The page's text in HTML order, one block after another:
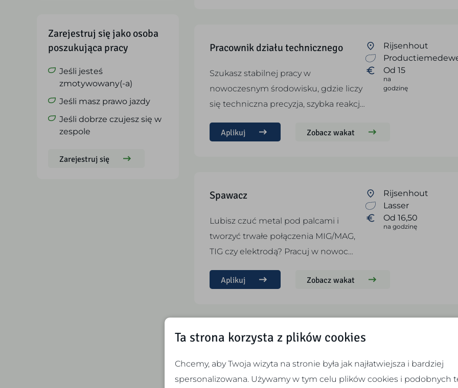
Zarejestruj się jako osoba
poszukująca pracy
Jeśli jesteś
zmotywowany(-a)
Jeśli masz prawo jazdy
Jeśli dobrze czujesz się w
zespole
Zarejestruj się
Pracownik działu technicznego
Szukasz stabilnej pracy w
nowoczesnym środowisku, gdzie liczy
się techniczna precyzja, szybka reakcj…
Rijsenhout
Od 15
na
godzinę
Aplikuj Zobacz wakat
Spawacz
Lubisz czuć metal pod palcami i
tworzyć trwałe połączenia MIG/MAG,
TIG czy elektrodą? Pracuj w nowoc…
Rijsenhout
Lasser
Od 16,50
na godzinę
Aplikuj Zobacz wakat
Monter konstrukcji wodnych
Mała, rodzinna firma zajmująca się
Od 16,50
Ta strona korzysta z plików cookies
Chcemy, aby Twoja wizyta na stronie była jak najłatwiejsza i bardziej
spersonalizowana. Używamy w tym celu plików cookies i podobnych